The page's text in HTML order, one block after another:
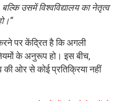
बल्कि उसमें विश्वविद्यालय का नेतृत्व
पर केंद्रित है कि अगली
के अनुरूप हो। इस बीच,
ओर से कोई प्रतिक्रिया नहीं